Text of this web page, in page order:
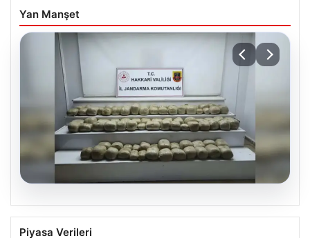
Yan Manşet
07.08.2026
Hakkari’de Jandarmadan Büyük
Piyasa Verileri